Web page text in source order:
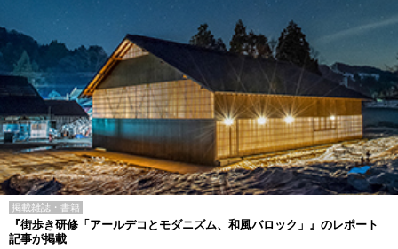
掲載雑誌・書籍
『街歩き研修「アールデコとモダニズム、和風バロック」』のレポート
記事が掲載